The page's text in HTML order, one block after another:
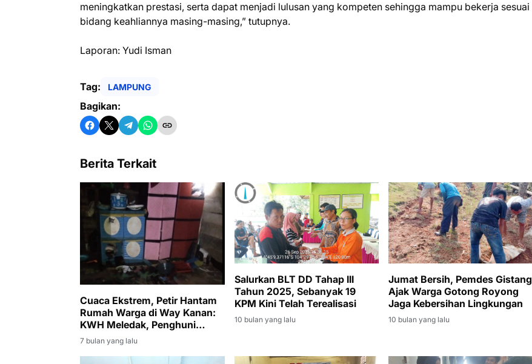
meningkatkan prestasi, serta dapat menjadi lulusan yang kompeten sehingga mampu bekerja sesuai
bidang keahliannya masing-masing,” tutupnya.
Laporan: Yudi Isman
Tag: LAMPUNG
Bagikan:
Berita Terkait
Cuaca Ekstrem, Petir Hantam
Rumah Warga di Way Kanan:
KWH Meledak, Penghuni
Alami Luka Ringan
7 bulan yang lalu
Salurkan BLT DD Tahap III
Tahun 2025, Sebanyak 19
KPM Kini Telah Terealisasi
10 bulan yang lalu
Jumat Bersih, Pemdes Gistang
Ajak Warga Gotong Royong
Jaga Kebersihan Lingkungan
10 bulan yang lalu